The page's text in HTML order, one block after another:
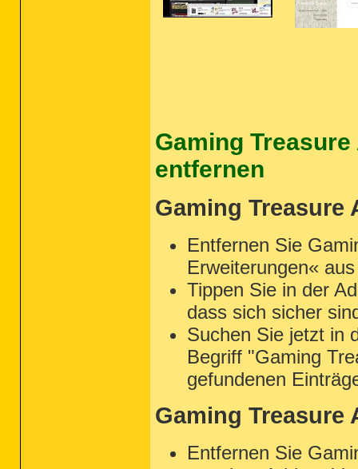
Gaming
entfernen
Gaming Treasure
Entfernen Sie
Erweiterungen«
Tippen Sie in der
dass sich sicher
Suchen Sie jetzt in
Begriff "Gaming
gefundenen
Gaming Treasure
Entfernen Sie